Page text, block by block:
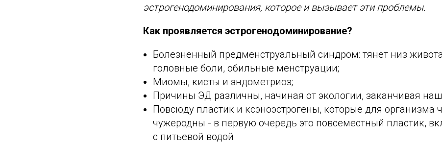
эстрогенодоминирования, которое и вызывает эти проблемы.
Как проявляется эстрогенодоминирование?
Болезненный предменструальный синдром: тянет низ
головные боли, обильные менструации;
Миомы, кисты и эндометриоз;
Причины ЭД различны, начиная от экологии, заканчивая
Повсюду пластик и ксэноэстрогены, которые для организма
чужеродны - в первую очередь это повсеместный пластик,
с питьевой водой